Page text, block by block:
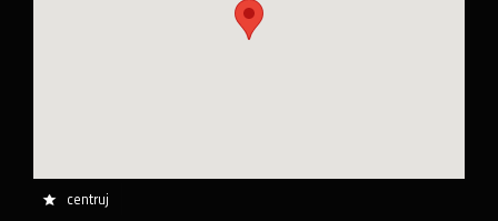
centruj